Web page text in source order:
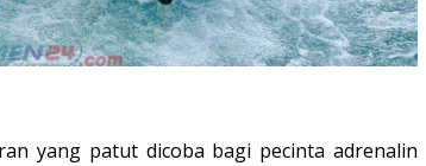
yang patut dicoba bagi pecinta adrenalin